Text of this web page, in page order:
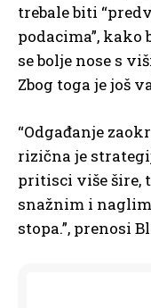
trebale biti
podacima”, kako
se bolje nose s
Zbog toga je još
“Odgađanje
rizična je
pritisci više šire,
snažnim i
stopa.”, prenosi